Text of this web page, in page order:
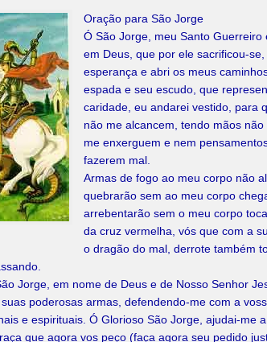
Oração para São Jorge
Ó São Jorge, meu Santo
em Deus, que por ele sacrificou-
esperança e abri os meus
espada e seu escudo, que
caridade, eu andarei vestido, para
não me alcancem, tendo mãos
me enxerguem e nem
fazerem mal.
Armas de fogo ao meu corpo não
quebrarão sem ao meu corpo
arrebentarão sem o meu corpo
da cruz vermelha, vós que com a
o dragão do mal, derrote também
Jorge, em nome de Deus e de Nosso Senhor
poderosas armas, defendendo-me com a
e espirituais. Ó Glorioso São Jorge, ajudai-me
que agora vos peço (faça agora seu pedido